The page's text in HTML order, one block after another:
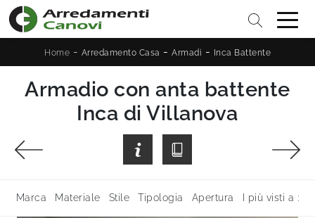
Home - Arredamento Casa - Armadi - Inca Battente
Armadio con anta battente
Inca di Villanova
Marca Materiale Stile Tipologia Apertura I più visti a :